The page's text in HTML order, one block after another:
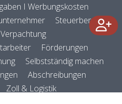
I Werbungskosten
Steuerberater
Förderungen
Selbstständig machen
Abschreibungen
Zoll & Logistik